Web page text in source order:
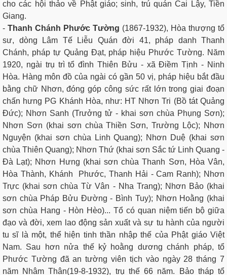
cho các hội thảo về Phật giáo; sinh, trú quán Cai Lậy, Tiền
Giang.
- Thanh Chánh Phước Tường (1867-1932), Hòa thượng tổ
sư, dòng Lâm Tế Liễu Quán đời 41, pháp danh Thanh
Chánh, pháp tự Quảng Đạt, pháp hiệu Phước Tường. Năm
1920, ngài trụ trì tổ đình Thiên Bửu - xã Điềm Tịnh - Ninh
Hòa. Hàng môn đồ của ngài có gần 50 vị, pháp hiệu bắt đầu
bằng chữ Nhơn, đóng góp công sức rất lớn trong giai đoạn
chấn hưng PG Khánh Hòa, như: HT Nhơn Tri (Bồ tát Quảng
Đức); Nhơn Sanh (Trưởng tử - khai sơn chùa Phụng Sơn);
Nhơn Sơn (khai sơn chùa Thiền Sơn, Trường Lộc); Nhơn
Nguyện (khai sơn chùa Linh Quang); Nhơn Duệ (khai sơn
chùa Thiên Quang); Nhơn Thứ (khai sơn Sắc tứ Linh Quang -
Đà Lạt); Nhơn Hưng (khai sơn chùa Thanh Sơn, Hòa Vân,
Hòa Thành, Khánh Phước, Thanh Hải - Cam Ranh); Nhơn
Trực (khai sơn chùa Từ Vân - Nha Trang); Nhơn Bảo (khai
sơn chùa Pháp Bửu Đường - Bình Tuy); Nhơn Hoằng (khai
sơn chùa Hang - Hòn Hèo)... Tổ có quan niệm tiến bộ giữa
đạo và đời, xem lao động sản xuất và sự tu hành của người
tu sĩ là một, thể hiện tinh thần nhập thế của Phật giáo Việt
Nam. Sau hơn nửa thế kỷ hoằng dương chánh pháp, tổ
Phước Tường đã an tường viên tịch vào ngày 28 tháng 7
năm Nhâm Thân(19-8-1932), trụ thế 66 năm. Bảo tháp tổ